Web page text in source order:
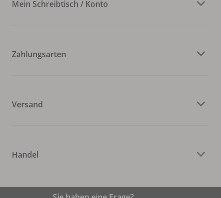
Mein Schreibtisch / Konto
Zahlungsarten
Versand
Handel